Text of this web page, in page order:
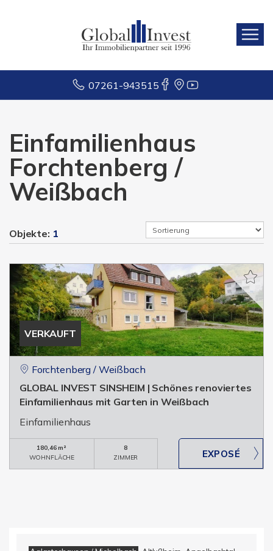
07261-943515
Einfamilienhaus
Forchtenberg /
Weißbach
Objekte: 1
VERKAUFT
Forchtenberg / Weißbach
GLOBAL INVEST SINSHEIM | Schönes renoviertes
Einfamilienhaus mit Garten in Weißbach
Einfamilienhaus
180,46 m²
WOHNFLÄCHE
8
ZIMMER